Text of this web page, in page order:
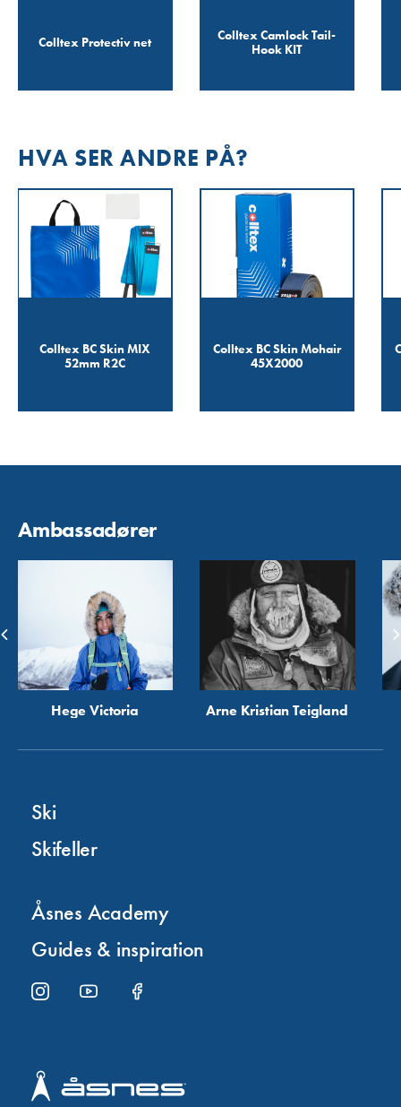
Colltex Protectiv net
Colltex Camlock Tail-
Hook KIT
HVA SER ANDRE PÅ?
Colltex BC Skin MIX
52mm R2C
Colltex BC Skin Mohair
45X2000
Ambassadører
Hege Victoria Arne Kristian Teigland
Ski
Skifeller
Åsnes Academy
Guides & inspiration